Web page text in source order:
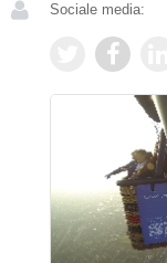
Sociale media: